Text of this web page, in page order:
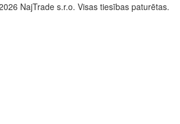
NajTrade s.r.o. Visas tiesības paturētas.